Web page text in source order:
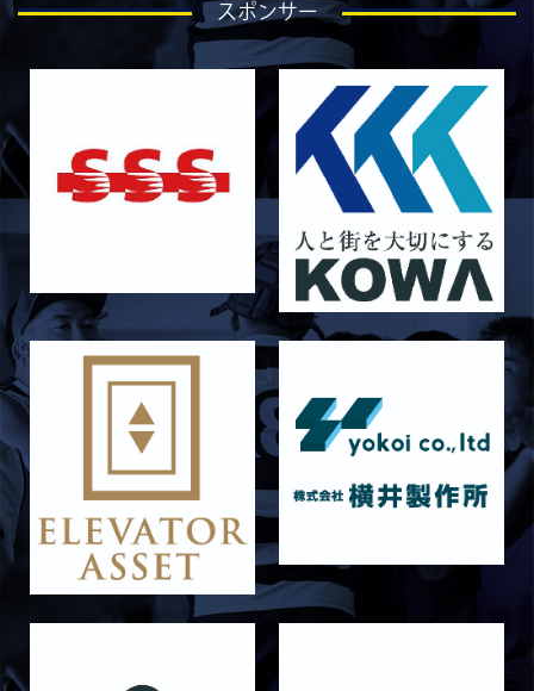
【Rits Familyのバトン】vol. 2 稲西輝紀
STAFF blog
STAFF blog
6月20日 花園大学
2026/06/16
STAFF blog
STAFF blog
2026/06/12
STAFF blog
【Rits Familyのバトン】vol. 1 北村瞬太郎
2026/06/03
STAFF blog
【「イヤーブック2026」にお名前を掲載／サポ
ーター募集のお知らせ】
2026/05/31
STAFF blog
5月31日 関西学院大学AB
2026/05/31
STAFF blog
5月30日 関西学院大学CD
2026年度 新入部員のお知らせ
スポンサー